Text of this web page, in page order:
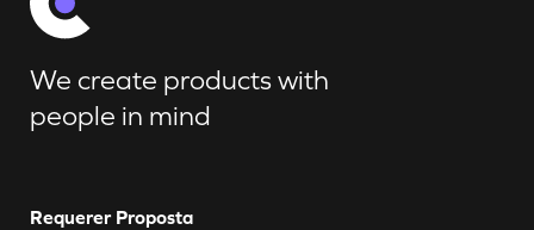
We create products with
people in mind
Requerer Proposta